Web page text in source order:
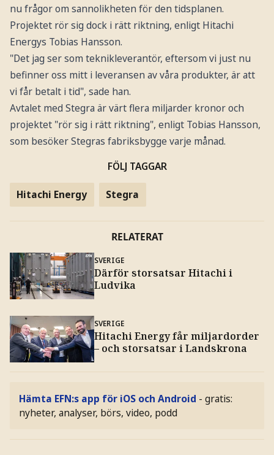
nu frågor om sannolikheten för den tidsplanen.
Projektet rör sig dock i rätt riktning, enligt Hitachi
Energys Tobias Hansson.
"Det jag ser som teknikleverantör, eftersom vi just nu
befinner oss mitt i leveransen av våra produkter, är att
vi får betalt i tid", sade han.
Avtalet med Stegra är värt flera miljarder kronor och
projektet "rör sig i rätt riktning", enligt Tobias Hansson,
som besöker Stegras fabriksbygge varje månad.
FÖLJ TAGGAR
Hitachi Energy Stegra
RELATERAT
SVERIGE
Därför storsatsar Hitachi i
Ludvika
SVERIGE
Hitachi Energy får miljardorder
– och storsatsar i Landskrona
Hämta EFN:s app för iOS och Android - gratis:
nyheter, analyser, börs, video, podd